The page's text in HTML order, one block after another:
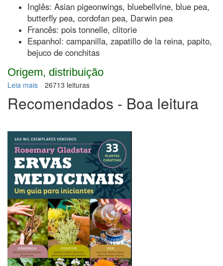
Inglês: Asian pigeonwings, bluebellvine, blue pea,
butterfly pea, cordofan pea, Darwin pea
Francês: pois tonnelle, clitorie
Espanhol: campanilla, zapatillo de la reina, papito,
bejuco de conchitas
Origem, distribuição
Leia mais sobre
26713 leituras
Recomendados - Boa leitura